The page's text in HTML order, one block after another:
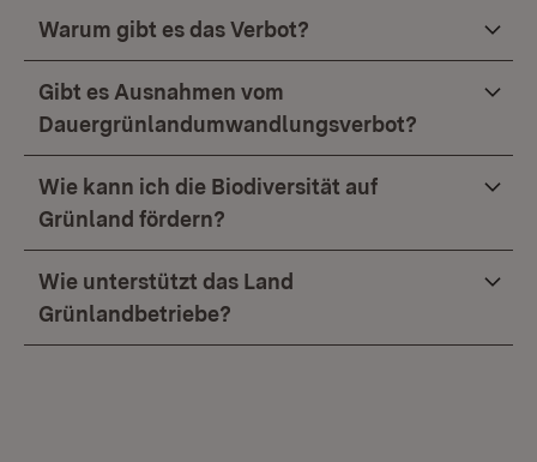
Warum gibt es das Verbot?
Gibt es Ausnahmen vom
Dauergrünlandumwandlungsverbot?
Wie kann ich die Biodiversität auf
Grünland fördern?
Wie unterstützt das Land
Grünlandbetriebe?